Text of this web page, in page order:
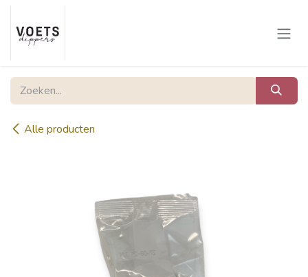
Overslaan naar inhoud
Alle producten